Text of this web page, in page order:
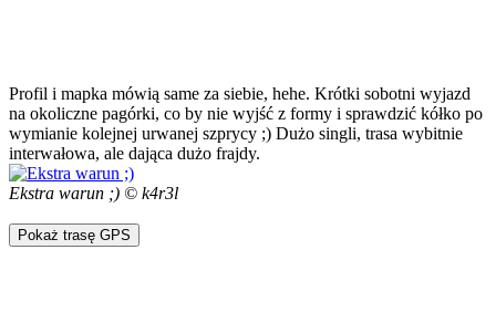
Profil i mapka mówią same za siebie, hehe. Krótki sobotni wyjazd
na okoliczne pagórki, co by nie wyjść z formy i sprawdzić kółko po
wymianie kolejnej urwanej szprycy ;) Dużo singli, trasa wybitnie
interwałowa, ale dająca dużo frajdy.
Ekstra warun ;) © k4r3l
Pokaż trasę GPS